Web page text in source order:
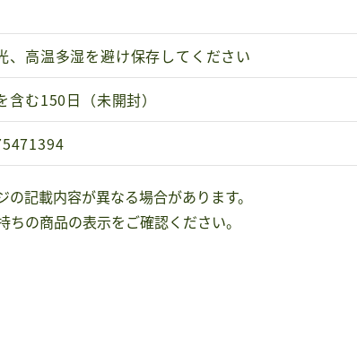
、高温多湿を避け保存してください
含む150日（未開封）
記載内容が異なる場合があります。
の商品の表示をご確認ください。